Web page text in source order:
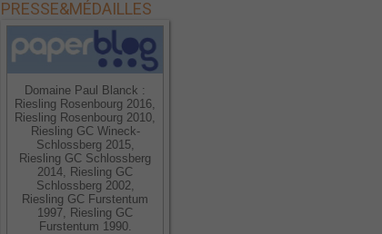
PRESSE&MÉDAILLES
Domaine Paul Blanck :
Riesling Rosenbourg 2016,
Riesling Rosenbourg 2010,
Riesling GC Wineck-
Schlossberg 2015,
Riesling GC Schlossberg
2014, Riesling GC
Schlossberg 2002,
Riesling GC Furstentum
1997, Riesling GC
Furstentum 1990.